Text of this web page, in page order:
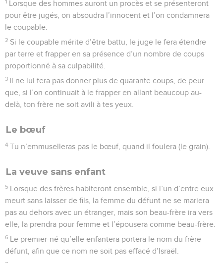
étendu, par une grande terreur, avec des signes et des
miracles.
Il nous a fait venir dans ce lieu et il nous a donné ce pays,
pays découlant de lait et de miel.
10 Maintenant me voici, j’apporte les prémices des fruits du
sol que tu m’as donné, ô Éternel ! Tu les déposeras devant
l’Éternel, ton Dieu, et tu te prosterneras devant l’Éternel, ton
Dieu.
sera au milieu de toi, pour tous les biens que l’Éternel, ton
revenus, la troisième année, l’année de la dîme, tu la
donneras au Lévite, à l’immigrant, à l’orphelin et à la veuve ;
et ils mangeront et se rassasieront là où tu résides.
ce qui est consacré et je l’ai donné au Lévite, à l’immigrant, à
l’orphelin et à la veuve, selon tous les commandements que